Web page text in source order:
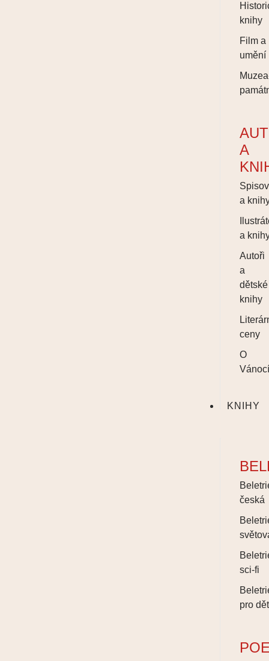
knihy
Film a
umění
A
a
a
Autoři
a
dětské
knihy
ceny
O
KNIHY
česká
sci-fi
pro